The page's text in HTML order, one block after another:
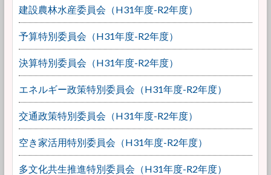
建設農林水産委員会（H31年度-R2年度）
予算特別委員会（H31年度-R2年度）
決算特別委員会（H31年度-R2年度）
エネルギー政策特別委員会（H31年度-R2年度）
交通政策特別委員会（H31年度-R2年度）
空き家活用特別委員会（H31年度-R2年度）
多文化共生推進特別委員会（H31年度-R2年度）